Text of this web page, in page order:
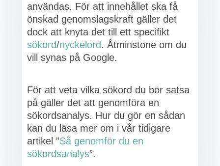
användas. För att innehållet ska få
önskad genomslagskraft gäller det
dock att knyta det till ett specifikt
sökord/nyckelord. Åtminstone om du
vill synas på Google.
För att veta vilka sökord du bör satsa
på gäller det att genomföra en
sökordsanalys. Hur du gör en sådan
kan du läsa mer om i vår tidigare
artikel ”Så genomför du en
sökordsanalys”.